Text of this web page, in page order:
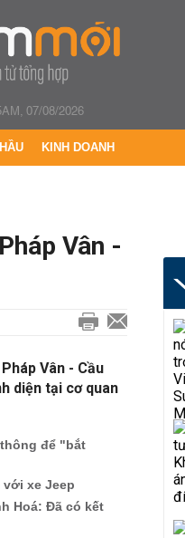
07/08/2026
KINH DOANH
Vân -
Vân - Cầu
diện tại cơ quan
để "bắt
với xe Jeep
Hoá: Đã có kết